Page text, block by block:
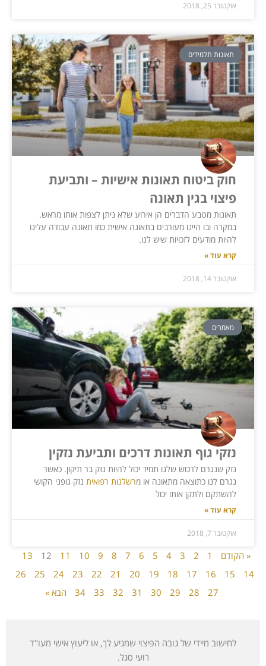
אוקטובר 25, 2018
תאונות תלמידים
חוק ביטוח תאונות אישיות – ותביעת
פיצוי בגין תאונה
תאונות מטבע הדברים הן אירוע שלא ניתן לצפות אותו מראש.
במקרה ובו היינו מעורבים בתאונה אישית כמו תאונה עבודה עלינו
להיות מודעים לזכויות שיש לנו.
קרא עוד »
אוקטובר 14, 2018
מאמרים
נזקי גוף תאונות דרכים ותביעת נזקין
נזק שנגרם לרכוש שלנו תמיד יכול להיות נזק בר תיקון. כאשר
נגרם לנו כתוצאה מתאונה או מרשלנות רפואית נזק גופני הקושי
להשתקם ולתקן אותו יכול
קרא עוד »
אוקטובר 7, 2018
« הקודם 1
2
3
4
5
6
7
8
9
10
11
12
13
14
15
16
17
18
19
20
21
22
23
24
25
26
27
28
29
30
31
32
33
34 הבא »
לחישוב מיידי של גובה הפיצוי שמגיע לך, או ליעוץ אישי מעו"ד
רועי סגל.